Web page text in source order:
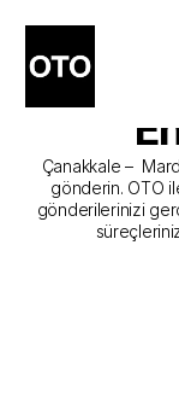
Çanakkale –
gönderin. OTO
gönderilerinizi